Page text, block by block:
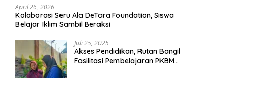
April 26, 2026
Kolaborasi Seru Ala DeTara Foundation, Siswa
Belajar Iklim Sambil Beraksi
Juli 25, 2025
Akses Pendidikan, Rutan Bangil
Fasilitasi Pembelajaran PKBM